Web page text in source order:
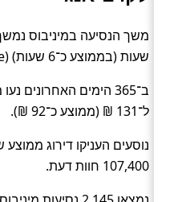
שעות (בממוצע כ־6 שעות) (Shuttle).
ל־131 ₪ (ממוצע כ־92 ₪).
107,400 חוות דעת.